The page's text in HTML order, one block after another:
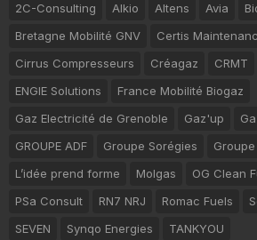
2C-Consulting Alkio Altens Avia
Bretagne Mobilité GNV
Certis
Cirrus Compresseurs
Créagaz CRMT
ENGIE Solutions
France Mobilité Biogaz
Gaz Electricité de Grenoble
Gaz'up
GROUPE ADF
Groupe Sorégies Groupe
L’idée prend forme
Molgas OG Clean
PSa Consult
RN7 NRJ Romac Fuels
SEVEN
Synqo Energies TANKYOU